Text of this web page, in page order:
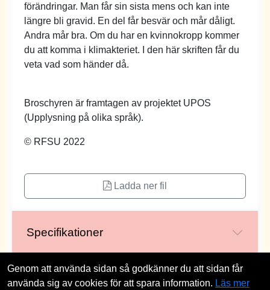
förändringar. Man får sin sista mens och kan inte
längre bli gravid. En del får besvär och mår dåligt.
Andra mår bra. Om du har en kvinnokropp kommer
du att komma i klimakteriet. I den här skriften får du
veta vad som händer då.
Broschyren är framtagen av projektet UPOS
(Upplysning på olika språk).
© RFSU 2022
Ladda ner fil
Specifikationer
st
Genom att använda sidan så godkänner du att sidan får
använda sig av cookies för att spara information. Läs mer